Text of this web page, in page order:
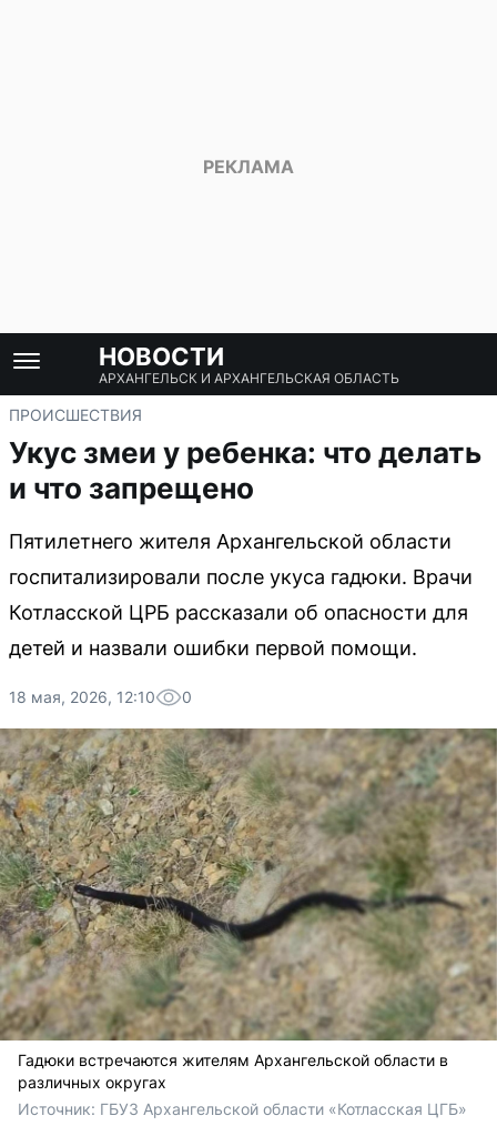
НОВОСТИ
АРХАНГЕЛЬСК И АРХАНГЕЛЬСКАЯ ОБЛАСТЬ
ПРОИСШЕСТВИЯ
Укус змеи у ребенка: что делать
и что запрещено
Пятилетнего жителя Архангельской области
госпитализировали после укуса гадюки. Врачи
Котласской ЦРБ рассказали об опасности для
детей и назвали ошибки первой помощи.
18 мая, 2026, 12:10 0
Гадюки встречаются жителям Архангельской области в
различных округах
Источник: ГБУЗ Архангельской области «Котласская ЦГБ»